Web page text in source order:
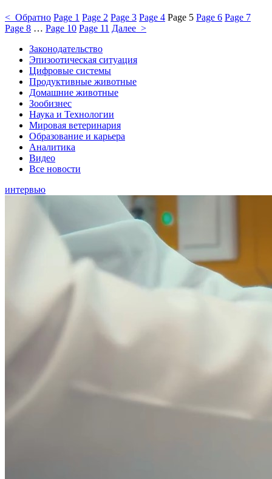
< Обратно Page 1 Page 2 Page 3 Page 4 Page 5 Page 6 Page 7
Page 8 … Page 10 Page 11 Далее >
Законодательство
Эпизоотическая ситуация
Цифровые системы
Продуктивные животные
Домашние животные
Зообизнес
Наука и Технологии
Мировая ветеринария
Образование и карьера
Аналитика
Видео
Все новости
интервью